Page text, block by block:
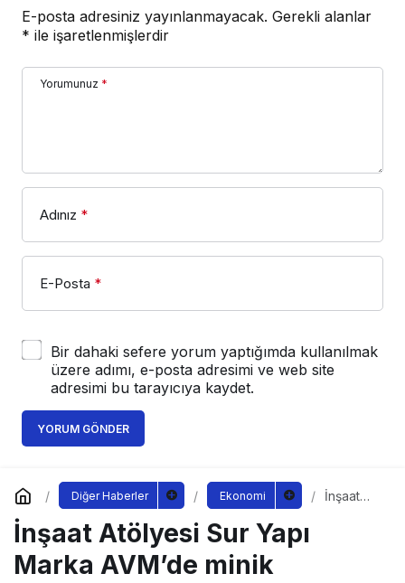
E-posta adresiniz yayınlanmayacak. Gerekli alanlar
* ile işaretlenmişlerdir
Yorumunuz *
Adınız *
E-Posta *
Bir dahaki sefere yorum yaptığımda kullanılmak
üzere adımı, e-posta adresimi ve web site
adresimi bu tarayıcıya kaydet.
YORUM GÖNDER
Diğer Haberler Ekonomi
İnşaat
İnşaat Atölyesi Sur Yapı
Marka AVM’de minik